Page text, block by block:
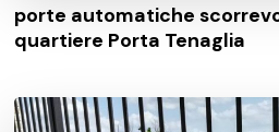
porte automatiche
quartiere Porta Tenaglia